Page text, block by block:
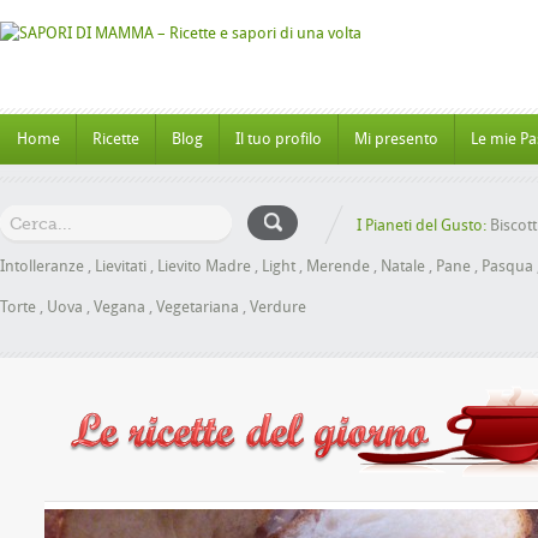
Home Ricette Blog Il tuo profilo Mi presento Le mie
I Pianeti del Gusto:
Intolleranze , Lievitati , Lievito Madre , Light , Merende , Natale , Pane , Pasqua
Torte , Uova , Vegana , Vegetariana , Verdure
al Miele senza